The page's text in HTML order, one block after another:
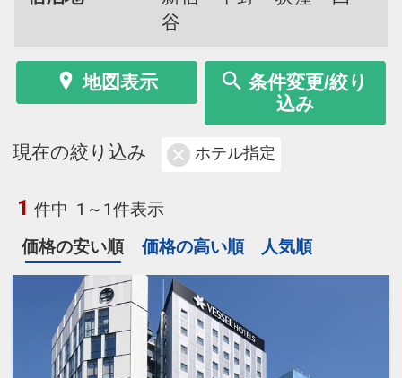
谷
地図表示
条件変更/絞り
込み
現在の絞り込み ホテル指定
1 件中 1～1件表示
価格の安い順
価格の高い順 人気順